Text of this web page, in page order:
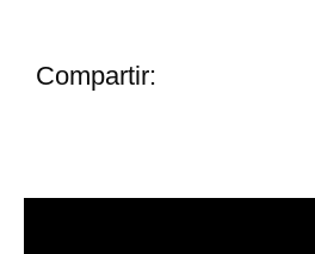
Compartir: